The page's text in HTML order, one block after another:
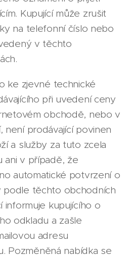
Kupující může zrušit
na telefonní číslo nebo
v těchto
ke zjevné technické
při uvedení ceny
obchodě, nebo v
není prodávající povinen
a služby za tuto zcela
ani v případě, že
automatické potvrzení o
podle těchto obchodních
informuje kupujícího o
odkladu a zašle
adresu
Pozměněná nabídka se